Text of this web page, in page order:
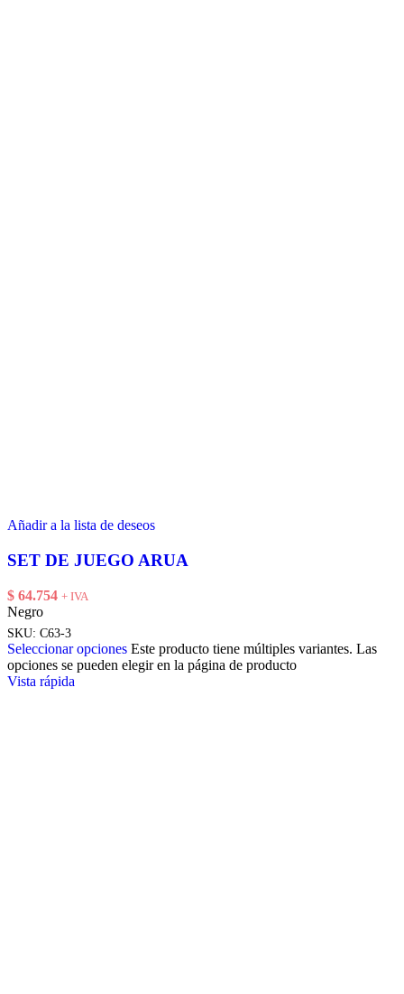
Añadir a la lista de deseos
SET DE JUEGO ARUA
$ 64.754 + IVA
Negro
SKU: C63-3
Seleccionar opciones Este producto tiene múltiples variantes. Las
opciones se pueden elegir en la página de producto
Vista rápida